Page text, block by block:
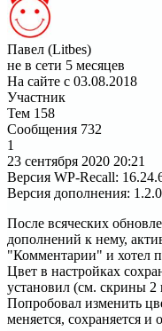
Павел (Litbes)
не в сети 5 месяцев
На сайте с 03.08.2018
Участник
Тем 158
Сообщения 732
1
23 сентября 2020 20:21
Версия WP-Recall:
Версия дополнения: 1.2.0
После всяческих
дополнений к нему,
"Комментарии" и хотел
Цвет в настройках
установил (см. скрины 2
Попробовал изменить
меняется, сохраняется и